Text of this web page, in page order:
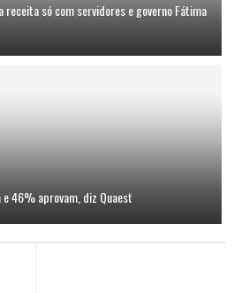
receita só com servidores e governo Fátima
46% aprovam, diz Quaest